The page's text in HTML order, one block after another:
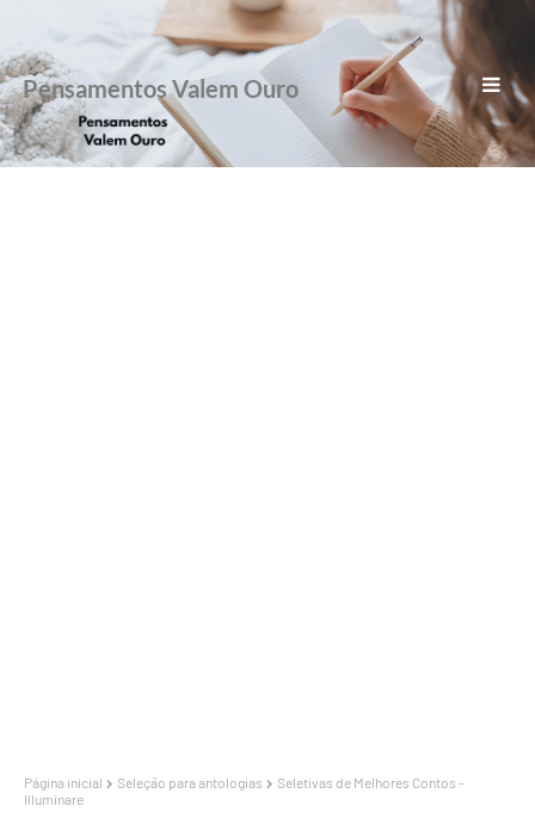
Pensamentos Valem Ouro
Página inicial Seleção para antologias
Seletivas de Melhores Contos -
Illuminare